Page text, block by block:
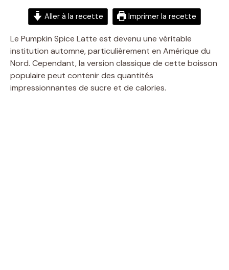
Aller à la recette Imprimer la recette
Le Pumpkin Spice Latte est devenu une véritable
institution automne, particulièrement en Amérique du
Nord. Cependant, la version classique de cette boisson
populaire peut contenir des quantités
impressionnantes de sucre et de calories.